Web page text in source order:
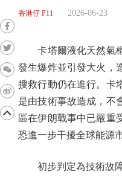
香港仔 P11 2026-06-23
卡塔爾液化天然氣樞
發生爆炸並引發大火，
搜救行動仍在進行。卡
是由技術事故造成，不
區在伊朗戰事中已嚴重
恐進一步干擾全球能源市
初步判定為技術故